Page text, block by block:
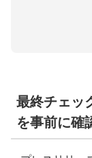
最終チェッ
を事前に確